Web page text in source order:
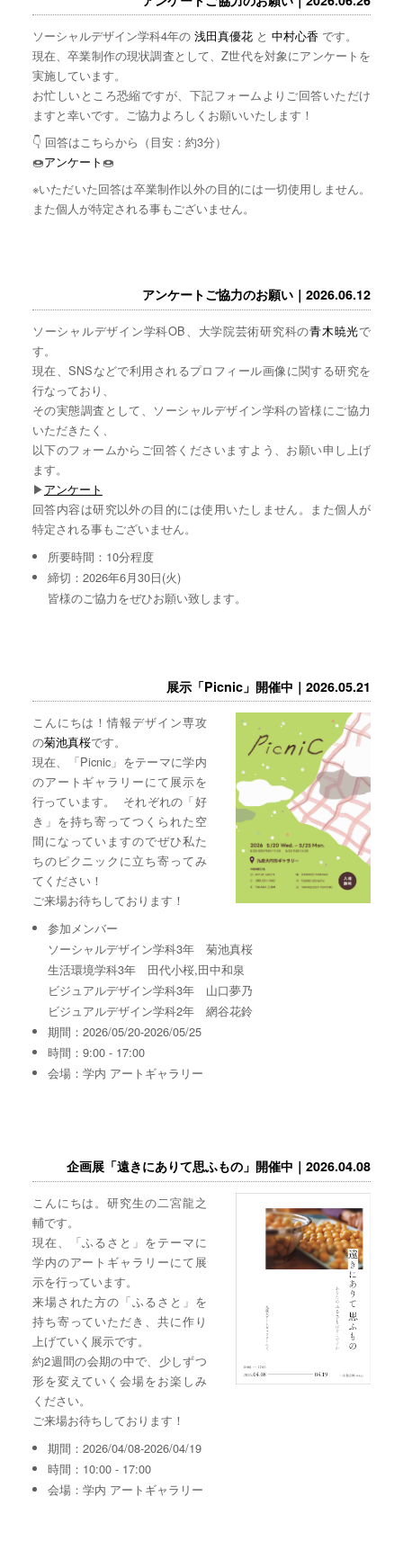
ソーシャルデザイン学科4年の 浅田真優花と 中村心香 です。
現在、卒業制作の現状調査として、Z世代を対象にアンケートを
実施しています。
お忙しいところ恐縮ですが、下記フォームよりご回答いただけ
ますと幸いです。ご協力よろしくお願いいたします！
👇 回答はこちらから（目安：約3分）
🍩アンケート🍩
※いただいた回答は卒業制作以外の目的には一切使用しません。
また個人が特定される事もございません。
アンケートご協力のお願い｜2026.06.12
ソーシャルデザイン学科OB、大学院芸術研究科の青木暁光で
す。
現在、SNSなどで利用されるプロフィール画像に関する研究を
行なっており、
その実態調査として、ソーシャルデザイン学科の皆様にご協力
いただきたく、
以下のフォームからご回答くださいますよう、お願い申し上げ
ます。
▶︎アンケート
回答内容は研究以外の目的には使用いたしません。また個人が
特定される事もございません。
所要時間：10分程度
締切：2026年6月30日(火)
皆様のご協力をぜひお願い致します。
展示「Picnic」開催中｜2026.05.21
こんにちは！情報デザイン専攻
の菊池真桜です。
現在、「Picnic」をテーマに学内
のアートギャラリーにて展示を
行っています。 それぞれの「好
き」を持ち寄ってつくられた空
間になっていますのでぜひ私た
ちのピクニックに立ち寄ってみ
てください！
ご来場お待ちしております！
参加メンバー
ソーシャルデザイン学科3年 菊池真桜
生活環境学科3年 田代小桜,田中和泉
ビジュアルデザイン学科3年 山口夢乃
ビジュアルデザイン学科2年 網谷花鈴
期間：2026/05/20-2026/05/25
時間：9:00 - 17:00
会場：学内 アートギャラリー
企画展「遠きにありて思ふもの」開催中｜2026.04.08
こんにちは。研究生の二宮龍之
輔です。
現在、「ふるさと」をテーマに
学内のアートギャラリーにて展
示を行っています。
来場された方の「ふるさと」を
持ち寄っていただき、共に作り
上げていく展示です。
約2週間の会期の中で、少しずつ
形を変えていく会場をお楽しみ
ください。
ご来場お待ちしております！
期間：2026/04/08-2026/04/19
時間：10:00 - 17:00
会場：学内 アートギャラリー